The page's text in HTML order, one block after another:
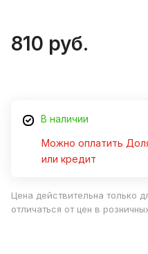
810 руб.
В наличии
Можно оплатить
или кредит
Цена действительна только
отличаться от цен в